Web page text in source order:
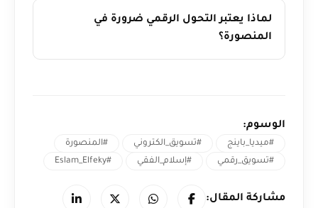
لماذا يعتبر التحول الرقمي ضرورة في
المنصورة؟
الوسوم:
#ميديا_باينج #تسويق_الكتروني
#المنصورة
#تسويق_رقمي
#إسلام_الفقي #Eslam_Elfeky
مشاركة المقال: